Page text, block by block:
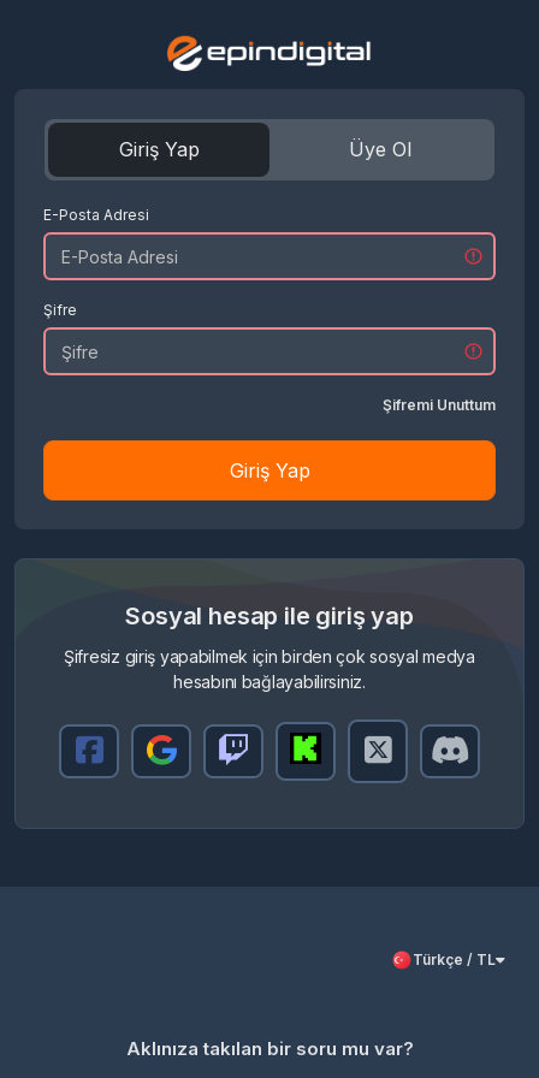
Giriş Yap Üye Ol
E-Posta Adresi
Şifre
Şifremi Unuttum
Giriş Yap
Sosyal hesap ile giriş yap
Şifresiz giriş yapabilmek için birden çok sosyal medya
hesabını bağlayabilirsiniz.
Türkçe / TL
Aklınıza takılan bir soru mu var?